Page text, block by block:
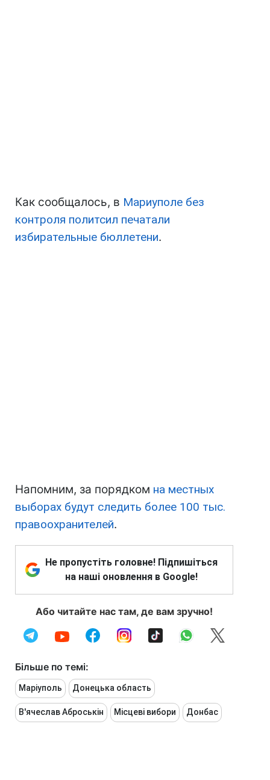
Как сообщалось, в Мариуполе без
контроля политсил печатали
избирательные бюллетени.
Напомним, за порядком на местных
выборах будут следить более 100 тыс.
правоохранителей.
Не пропустіть головне! Підпишіться
на наші оновлення в Google!
Або читайте нас там, де вам зручно!
Більше по темі:
Маріуполь Донецька область
В'ячеслав Аброськін Місцеві вибори Донбас